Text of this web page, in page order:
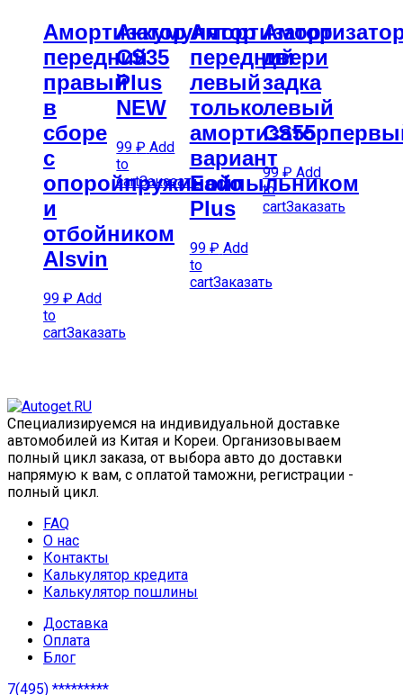
Амортизатор
передний
правый
в
сборе
с
опоройпружинойпыльником
и
отбойником
Alsvin
99 ₽ Add
to
cartЗаказать
Аккумулятор
CS35
Plus
NEW
99₽ Add
to
cartЗаказать
Амортизатор
передний
левый
только
вариант
Eado
Plus
99 ₽ Add
to
cartЗаказать
двери
задка
левый
CS55
99 ₽ Add
to
cartЗаказать
Специализируемся на индивидуальной доставке
автомобилей из Китая и Кореи. Организовываем
полный цикл заказа, от выбора авто до доставки
напрямую к вам, с оплатой таможни, регистрации -
полный цикл.
FAQ
О нас
Контакты
Калькулятор кредита
Калькулятор пошлины
Доставка
Оплата
Блог
7(495) *********